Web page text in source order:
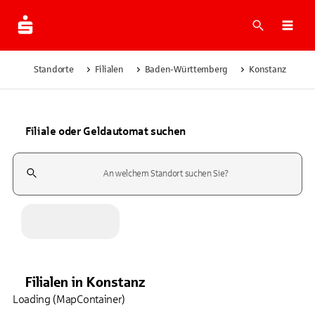
Suche
Standorte Filialen Baden-Württemberg Konstanz
Filiale oder Geldautomat suchen
Suchfeld
Filialen in Konstanz
Loading (MapContainer)